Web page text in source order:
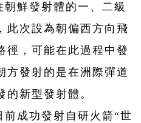
鮮發射體的一、二級
此次設為朝偏西方向飛
徑，可能在此過程中發
方發射的是在洲際彈道
新型發射體。
成功發射自研火箭“世